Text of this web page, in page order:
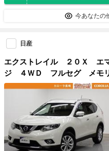
今あなたの
日産
エクストレイル ２０Ｘ エ
ジ ４ＷＤ フルセグ メモ
メラ 衝突被害軽減システ
アイドリングストップ